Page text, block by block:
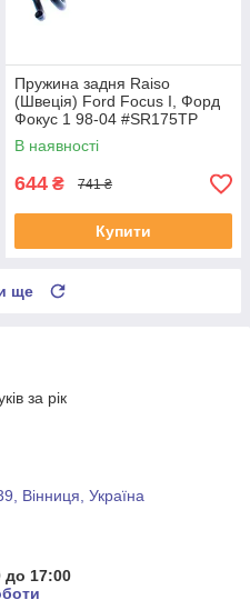
Пружина задня Raiso
(Швеція) Ford Focus I, Форд
Фокус 1 98-04 #SR175TP
UADKVTE4
В наявності
644 ₴ 741 ₴
Купити
ще
за рік
Вінниця, Україна
до 17:00